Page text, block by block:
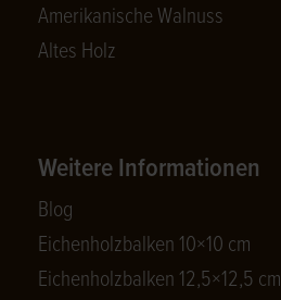
Amerikanische Walnuss
Altes Holz
Weitere Informationen
Blog
Eichenholzbalken 10×10 cm
Eichenholzbalken 12,5×12,5 cm